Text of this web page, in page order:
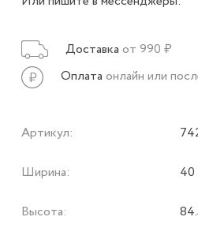
Доставка от 990 ₽
Оплата онлайн или
Артикул:
Ширина: 40
Высота: